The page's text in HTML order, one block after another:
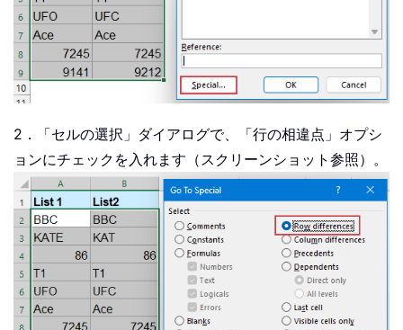
2．「セルの選択」ダイアログで、「行の相違点」オプシ
ョンにチェックを入れます（スクリーンショット参照）。